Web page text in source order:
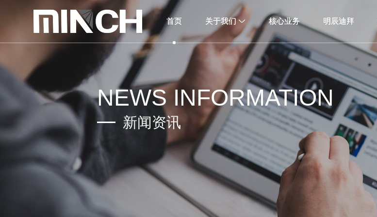
首页 关于我们 核心业务 明辰迪拜
NEWS INFORMATION
新闻资讯
首页 关于我们 核心业务 明辰迪拜